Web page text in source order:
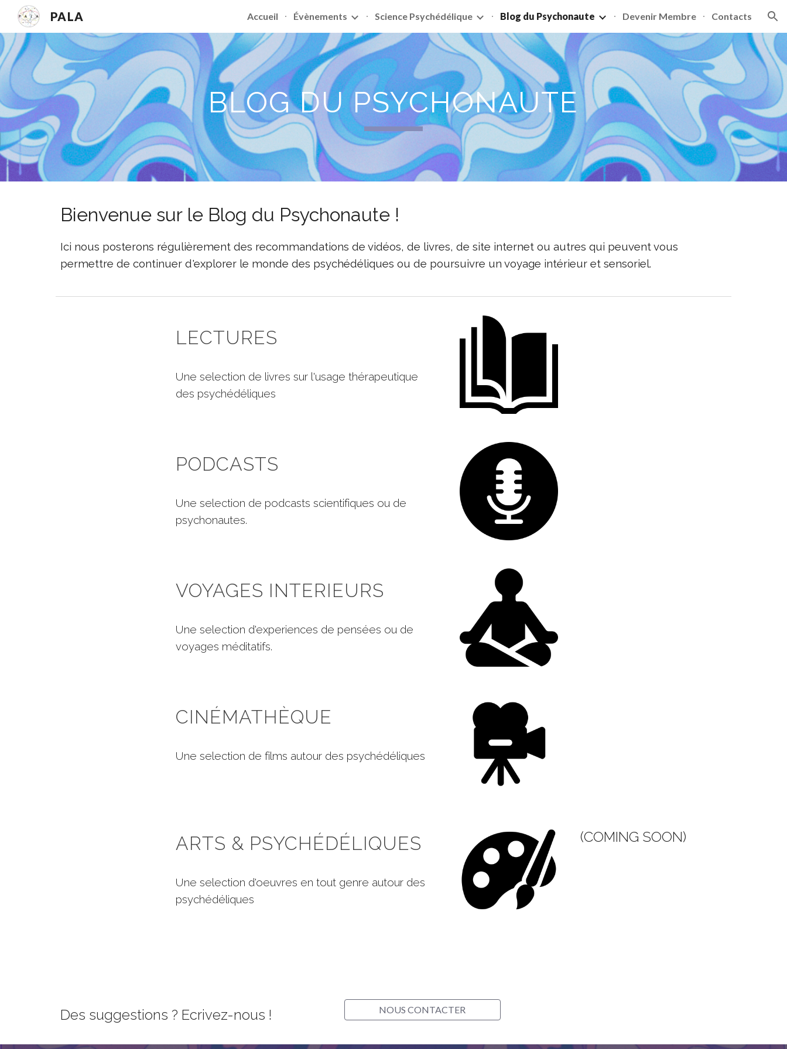
Skip to main content Skip to navigation
PALA Accueil Évènements Science Psychédélique Blog du Psychonaute Devenir Membre Contacts
BLOG DU PSYCHONAUTE
Bienvenue surleBlog du Psychonaute !
Ici nous posterons régulièrement des recommandations de vidéos, de livres, de site internet ou autres qui peuvent vous
permettre de continuer d'explorer le monde des psychédéliques ou de poursuivre un voyage intérieur et sensoriel.
LECTURES
Une selection de livres sur l'usage thérapeutique
des psychédéliques
PODCASTS
Une selection de podcasts scientifiques ou de
psychonautes.
VOYAGES INTERIEURS
Une selection d'experiences de pensées ou de
voyages méditatifs.
CINÉMATHÈQUE
Une selection de films autour des psychédéliques
ARTS & PSYCHÉDÉLIQUES
Une selection d'oeuvres en tout genre autour des
psychédéliques
(COMING SOON)
Des suggestions ? Ecrivez-nous ! NOUS CONTACTER